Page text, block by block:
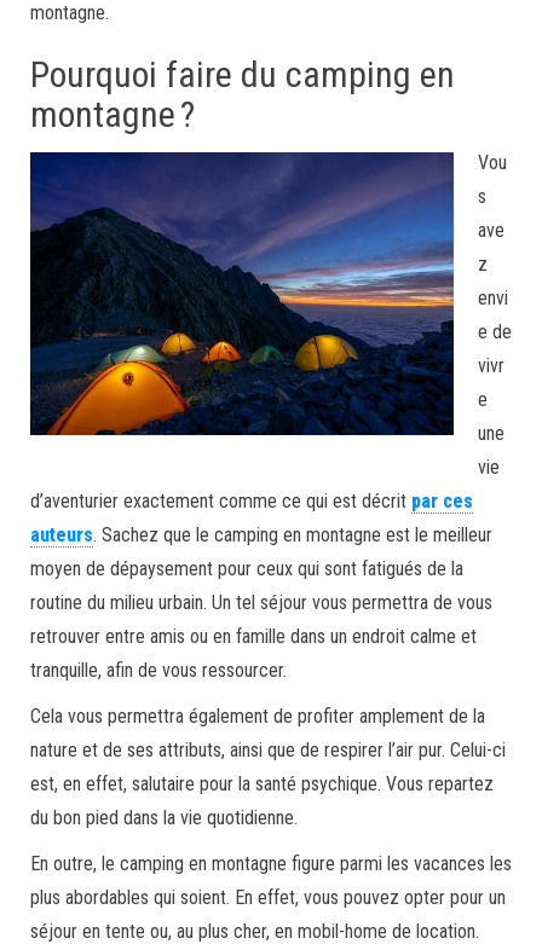
montagne.
Pourquoi faire du camping en
montagne ?
Vou
s
ave
z
envi
e de
vivr
e
une
vie
d’aventurier exactement comme ce qui est décrit par ces
auteurs. Sachez que le camping en montagne est le meilleur
moyen de dépaysement pour ceux qui sont fatigués de la
routine du milieu urbain. Un tel séjour vous permettra de vous
retrouver entre amis ou en famille dans un endroit calme et
tranquille, afin de vous ressourcer.
Cela vous permettra également de profiter amplement de la
nature et de ses attributs, ainsi que de respirer l’air pur. Celui-ci
est, en effet, salutaire pour la santé psychique. Vous repartez
du bon pied dans la vie quotidienne.
En outre, le camping en montagne figure parmi les vacances les
plus abordables qui soient. En effet, vous pouvez opter pour un
séjour en tente ou, au plus cher, en mobil-home de location.